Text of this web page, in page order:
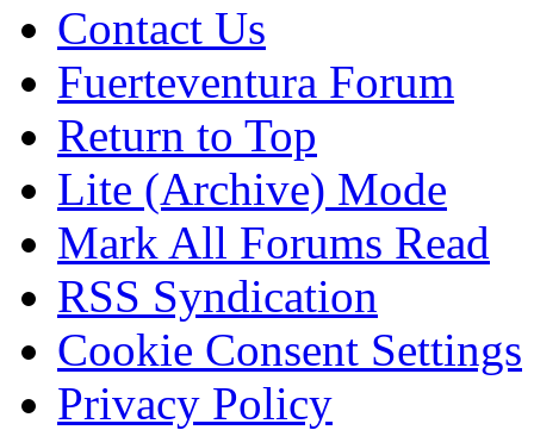
Contact Us
Fuerteventura Forum
Return to Top
Lite (Archive) Mode
Mark All Forums Read
RSS Syndication
Cookie Consent Settings
Privacy Policy